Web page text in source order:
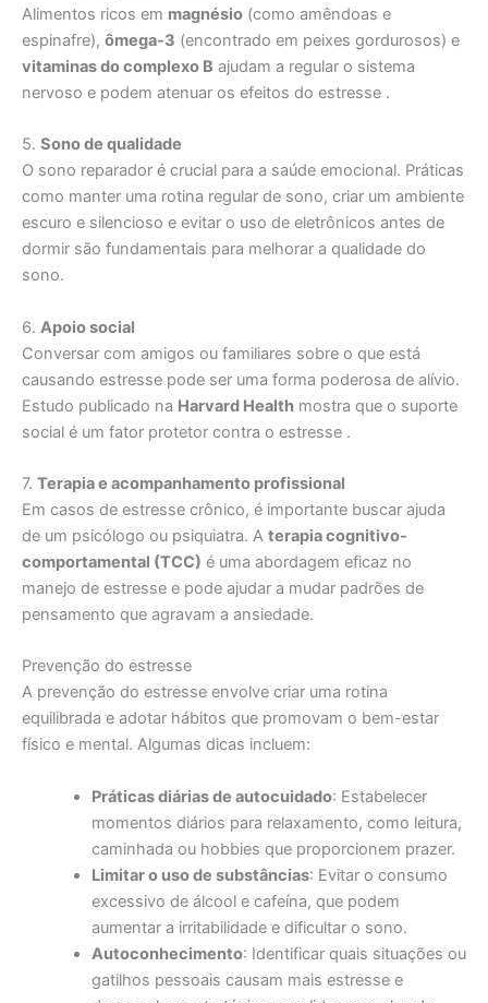
Alimentos ricos em magnésio (como amêndoas e
espinafre), ômega-3 (encontrado em peixes gordurosos) e
vitaminas do complexo B ajudam a regular o sistema
nervoso e podem atenuar os efeitos do estresse .
5. Sono de qualidade
O sono reparador é crucial para a saúde emocional. Práticas
como manter uma rotina regular de sono, criar um ambiente
escuro e silencioso e evitar o uso de eletrônicos antes de
dormir são fundamentais para melhorar a qualidade do
sono.
6. Apoio social
Conversar com amigos ou familiares sobre o que está
causando estresse pode ser uma forma poderosa de alívio.
Estudo publicado na Harvard Health mostra que o suporte
social é um fator protetor contra o estresse .
7. Terapia e acompanhamento profissional
Em casos de estresse crônico, é importante buscar ajuda
de um psicólogo ou psiquiatra. A terapia cognitivo-
comportamental (TCC) é uma abordagem eficaz no
manejo de estresse e pode ajudar a mudar padrões de
pensamento que agravam a ansiedade.
Prevenção do estresse
A prevenção do estresse envolve criar uma rotina
equilibrada e adotar hábitos que promovam o bem-estar
físico e mental. Algumas dicas incluem:
Práticas diárias de autocuidado: Estabelecer
momentos diários para relaxamento, como leitura,
caminhada ou hobbies que proporcionem prazer.
Limitar o uso de substâncias: Evitar o consumo
excessivo de álcool e cafeína, que podem
aumentar a irritabilidade e dificultar o sono.
Autoconhecimento: Identificar quais situações ou
gatilhos pessoais causam mais estresse e